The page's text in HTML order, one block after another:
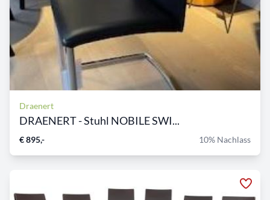
Draenert
DRAENERT - Stuhl NOBILE SWI...
€ 895,- 10% Nachlass